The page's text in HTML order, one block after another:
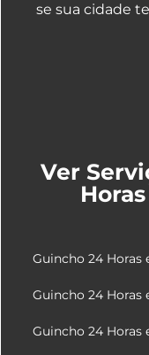
se sua cidade
Ver
Guincho 24 Horas
Guincho 24 Horas
Guincho 24 Horas